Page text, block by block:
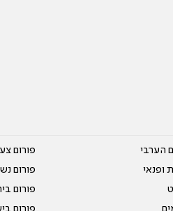
הערבי
ופנאי
פורום
פורום
פורום